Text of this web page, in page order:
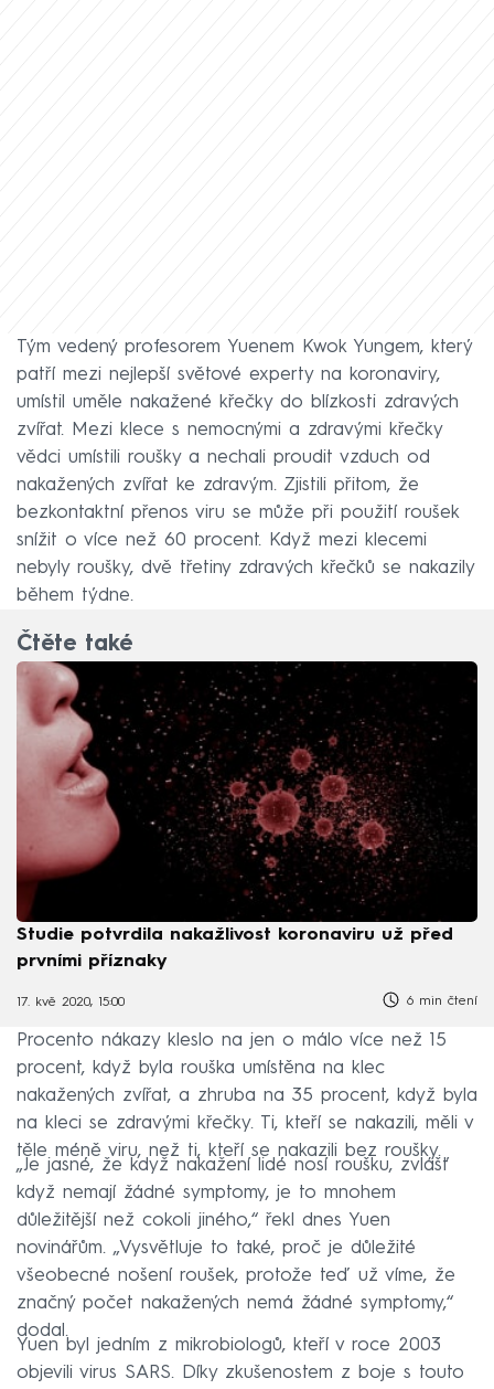
Tým vedený profesorem Yuenem Kwok Yungem, který
patří mezi nejlepší světové experty na koronaviry,
umístil uměle nakažené křečky do blízkosti zdravých
zvířat. Mezi klece s nemocnými a zdravými křečky
vědci umístili roušky a nechali proudit vzduch od
nakažených zvířat ke zdravým. Zjistili přitom, že
bezkontaktní přenos viru se může při použití roušek
snížit o více než 60 procent. Když mezi klecemi
nebyly roušky, dvě třetiny zdravých křečků se nakazily
během týdne.
Čtěte také
Studie potvrdila nakažlivost koronaviru už před
prvními příznaky
17. kvě 2020, 15:00 6 min čtení
Procento nákazy kleslo na jen o málo více než 15
procent, když byla rouška umístěna na klec
nakažených zvířat, a zhruba na 35 procent, když byla
na kleci se zdravými křečky. Ti, kteří se nakazili, měli v
těle méně viru, než ti, kteří se nakazili bez roušky.
„Je jasné, že když nakažení lidé nosí roušku, zvlášť
když nemají žádné symptomy, je to mnohem
důležitější než cokoli jiného,“ řekl dnes Yuen
novinářům. „Vysvětluje to také, proč je důležité
všeobecné nošení roušek, protože teď už víme, že
značný počet nakažených nemá žádné symptomy,“
dodal.
Yuen byl jedním z mikrobiologů, kteří v roce 2003
objevili virus SARS. Díky zkušenostem z boje s touto